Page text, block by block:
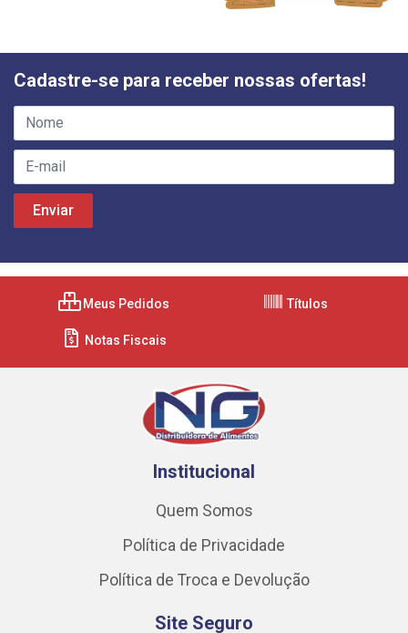
Cadastre-se para receber nossas ofertas!
Meus Pedidos Títulos
Notas Fiscais
Institucional
Quem Somos
Política de Privacidade
Política de Troca e Devolução
Site Seguro